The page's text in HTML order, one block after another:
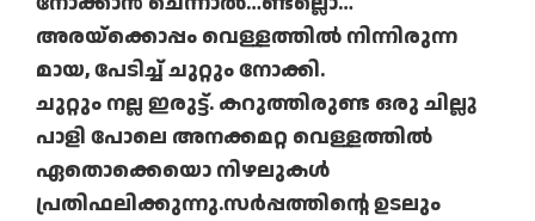
അരയ്ക്കൊപ്പം വെള്ളത്തിൽ നിന്നിരുന്ന
മായ, പേടിച്ച് ചുറ്റും നോക്കി.
ചുറ്റും നല്ല ഇരുട്ട്. കറുത്തിരുണ്ട ഒരു ചില്ലു
പാളി പോലെ അനക്കമറ്റ വെള്ളത്തിൽ
ഏതൊക്കെയൊ നിഴലുകൾ
പ്രതിഫലിക്കുന്നു.സർപ്പത്തിന്റെ ഉടലും